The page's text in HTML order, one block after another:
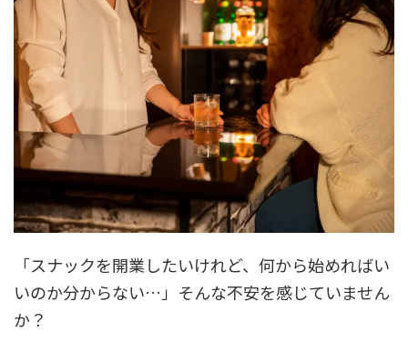
「スナックを開業したいけれど、何から始めればい
いのか分からない…」そんな不安を感じていません
か？